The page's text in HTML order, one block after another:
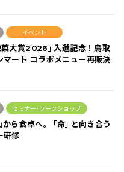
イベント
菜大賞2026」入選記念！鳥取
ート コラボメニュー再販決
セミナー･ワークショップ
ら食卓へ。「命」と向き合う
研修